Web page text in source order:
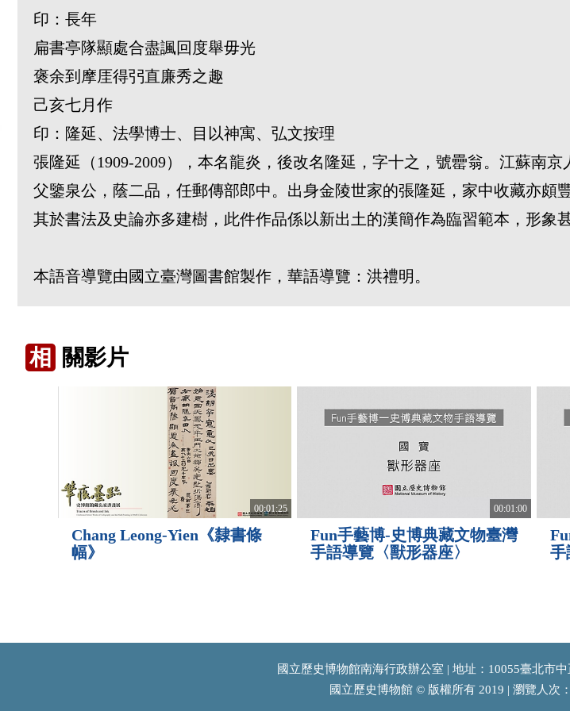
印：長年
扁書亭隊顯處合盡諷回度舉毋光
褒余到摩厓得弜直廉秀之趣
己亥七月作
印：隆延、法學博士、目以神寓、弘文按理
張隆延（1909-2009），本名龍炎，後改名隆延，字十之，號罍翁。江蘇南
父鑒泉公，蔭二品，任郵傳部郎中。出身金陵世家的張隆延，家中收藏亦頗
其於書法及史論亦多建樹，此件作品係以新出土的漢簡作為臨習範本，形象
本語音導覽由國立臺灣圖書館製作，華語導覽：洪禮明。
相 關影片
00:01:25
Chang Leong-Yien《隸書條
幅》
00:01:00
Fun手藝博-史博典藏文物臺灣
手語導覽〈獸形器座〉
手
國立歷史博物館南海行政辦公室 | 地址：10055臺北市
國立歷史博物館 © 版權所有 2019 | 瀏覽人次